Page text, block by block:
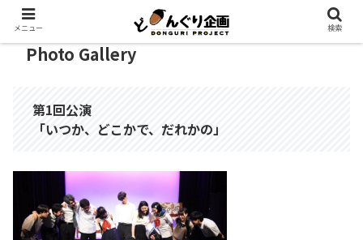
Photo Gallery
第1回公演
「いつか、どこかで、だれかの」
メニュー 検索